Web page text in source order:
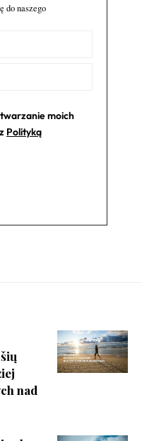
do naszego
moich
Polityką
nad